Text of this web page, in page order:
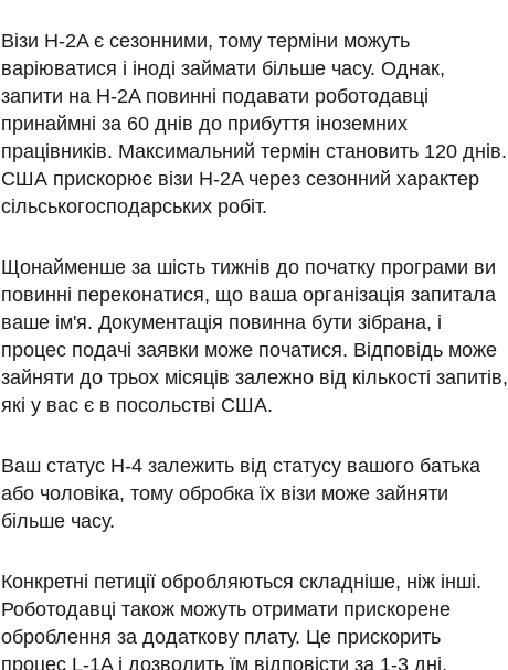
Візи H-2A є сезонними, тому терміни можуть
варіюватися і іноді займати більше часу. Однак,
запити на H-2A повинні подавати роботодавці
принаймні за 60 днів до прибуття іноземних
працівників. Максимальний термін становить 120 днів.
США прискорює візи H-2A через сезонний характер
сільськогосподарських робіт.
Щонайменше за шість тижнів до початку програми ви
повинні переконатися, що ваша організація запитала
ваше ім'я. Документація повинна бути зібрана, і
процес подачі заявки може початися. Відповідь може
зайняти до трьох місяців залежно від кількості запитів,
які у вас є в посольстві США.
Ваш статус H-4 залежить від статусу вашого батька
або чоловіка, тому обробка їх візи може зайняти
більше часу.
Конкретні петиції обробляються складніше, ніж інші.
Роботодавці також можуть отримати прискорене
оброблення за додаткову плату. Це прискорить
процес L-1A і дозволить їм відповісти за 1-3 дні.